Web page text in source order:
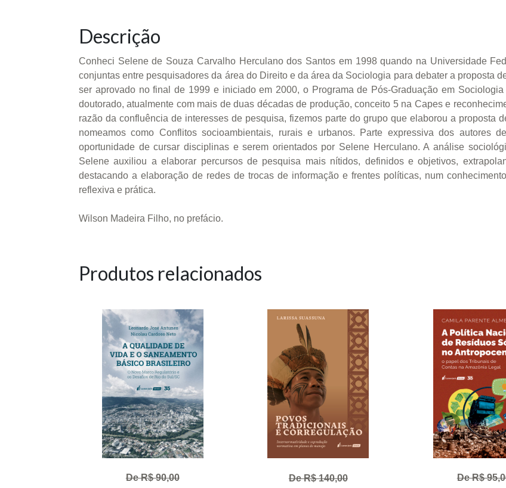
Descrição
Conheci Selene de Souza Carvalho Herculano dos Santos em 1998 quando na Universidade
conjuntas entre pesquisadores da área do Direito e da área da Sociologia para debater a proposta
ser aprovado no final de 1999 e iniciado em 2000, o Programa de Pós-Graduação em
doutorado, atualmente com mais de duas décadas de produção, conceito 5 na Capes e
razão da confluência de interesses de pesquisa, fizemos parte do grupo que elaborou a proposta
nomeamos como Conflitos socioambientais, rurais e urbanos. Parte expressiva dos autores
oportunidade de cursar disciplinas e serem orientados por Selene Herculano. A análise
Selene auxiliou a elaborar percursos de pesquisa mais nítidos, definidos e objetivos,
destacando a elaboração de redes de trocas de informação e frentes políticas, num
reflexiva e prática.
Wilson Madeira Filho, no prefácio.
Produtos relacionados
De R$ 90,00 De R$ 140,00 De R$